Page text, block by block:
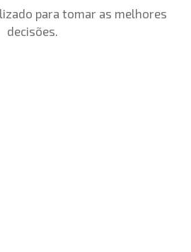
para tomar as melhores
decisões.